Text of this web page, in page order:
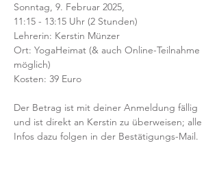
Sonntag, 9. Februar 2025,
11:15 - 13:15 Uhr (2 Stunden)
Lehrerin: Kerstin Münzer
Ort: YogaHeimat (& auch Online-Teilnahme
möglich)
Kosten: 39 Euro
Der Betrag ist mit deiner Anmeldung fällig
und ist direkt an Kerstin zu überweisen; alle
Infos dazu folgen in der Bestätigungs-Mail.